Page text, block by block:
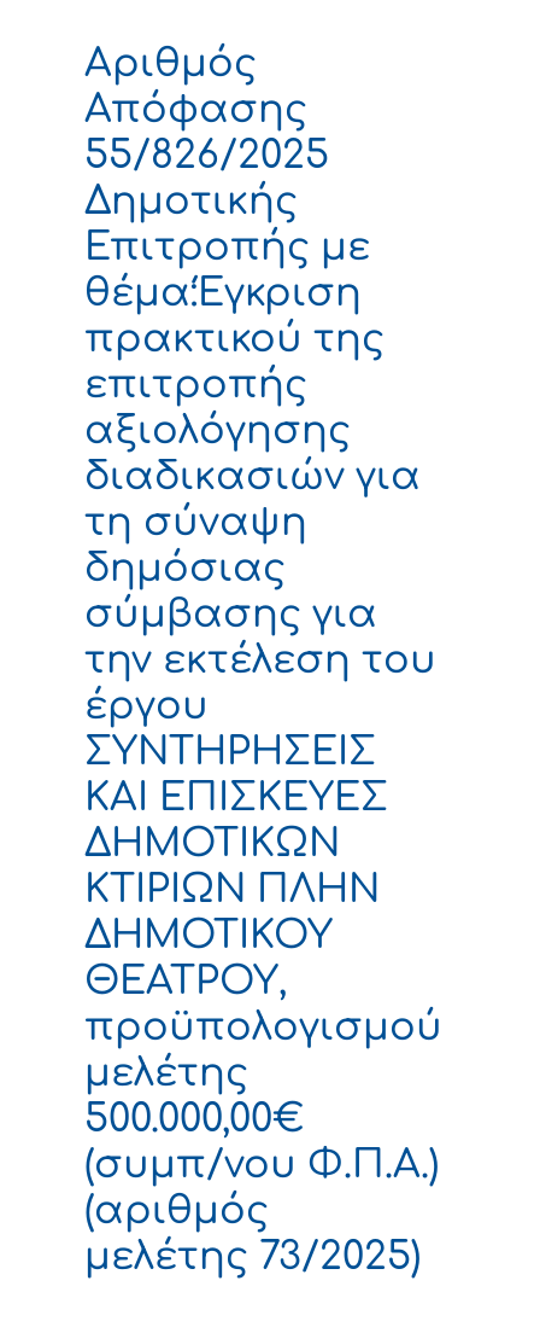
Αριθμός
Απόφασης
55/826/2025
Δημοτικής
Επιτροπής με
θέμα:Έγκριση
πρακτικού της
επιτροπής
αξιολόγησης
διαδικασιών για
τη σύναψη
δημόσιας
σύμβασης για
την εκτέλεση του
έργου
ΣΥΝΤΗΡΗΣΕΙΣ
ΚΑΙ ΕΠΙΣΚΕΥΕΣ
ΔΗΜΟΤΙΚΩΝ
ΚΤΙΡΙΩΝ ΠΛΗΝ
ΔΗΜΟΤΙΚΟΥ
ΘΕΑΤΡΟΥ,
προϋπολογισμού
μελέτης
500.000,00€
(συμπ/νου Φ.Π.Α.)
(αριθμός
μελέτης 73/2025)